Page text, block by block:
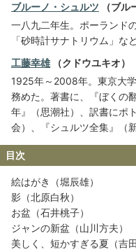
ブルーノ・シュルツ （ブル
一八九二年生。ポーランド
「砂時計サナトリウム」な
工藤幸雄（クドウユキオ）
1925年～2008年。東京大
務めた。著書に、『ぼくの
年』（思潮社）、訳書にポ
会）、『シュルツ全集』（
目次
絵はがき（堀辰雄）
影（北原白秋）
お盆（石井桃子）
ジャンの新盆（山川方夫）
美しく、短かすぎる夏（吉田